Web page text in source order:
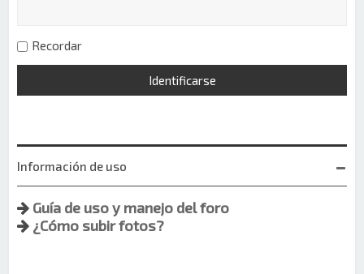
Recordar
Información de uso
Guía de uso y manejo del foro
¿Cómo subir fotos?